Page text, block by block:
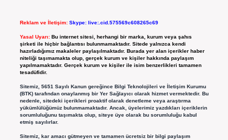
Reklam ve İletişim: Skype: live:.cid.575569c608265c69
Yasal Uyarı: Bu internet sitesi, herhangi bir marka, kurum veya şahıs
şirketi ile hiçbir bağlantısı bulunmamaktadır. Sitede yalnızca kendi
hazırladığımız makaleler paylaşılmaktadır. Burada yer alan içerikler haber
niteliği taşımamakta olup, gerçek kurum ve kişiler hakkında paylaşım
yapılmamaktadır. Gerçek kurum ve kişiler ile isim benzerlikleri tamamen
tesadüfidir.
Sitemiz, 5651 Sayılı Kanun gereğince Bilgi Teknolojileri ve İletişim Kurumu
(BTK) tarafından onaylanmış bir Yer Sağlayıcı olarak hizmet vermektedir. Bu
nedenle, sitedeki içerikleri proaktif olarak denetleme veya araştırma
yükümlülüğümüz bulunmamaktadır. Ancak, üyelerimiz yazdıkları içeriklerin
sorumluluğunu taşımakta olup, siteye üye olarak bu sorumluluğu kabul
etmiş sayılırlar.
Sitemiz, kar amacı gütmeyen ve tamamen ücretsiz bir bilgi paylaşım